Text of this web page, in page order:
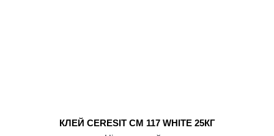
КЛЕЙ CERESIT CM 117 WHITE 25КГ